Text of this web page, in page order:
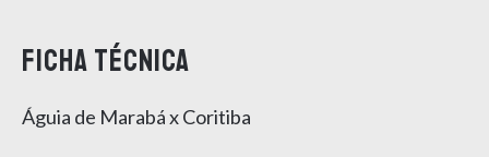
Ficha técnica
Águia de Marabá x Coritiba